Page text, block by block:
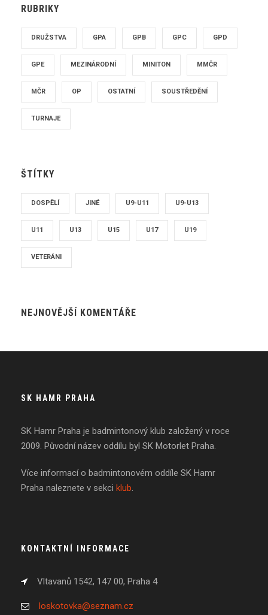
RUBRIKY
DRUŽSTVA GPA GPB GPC GPD
GPE MEZINÁRODNÍ MINITON MMČR
MČR OP OSTATNÍ SOUSTŘEDĚNÍ
TURNAJE
ŠTÍTKY
DOSPĚLÍ JINÉ U9-U11 U9-U13
U11 U13 U15 U17 U19
VETERÁNI
NEJNOVĚJŠÍ KOMENTÁŘE
SK HAMR PRAHA
SK Hamr Praha je badmintonový klub založený v roce
2009. Původní název oddílu byl SK Motorlet Praha.
Více informací o badmintonovém oddíle SK Hamr
Praha naleznete v sekci klub.
KONTAKTNÍ INFORMACE
Vltavanů 1542, 147 00, Praha 4
loskotovka@seznam.cz